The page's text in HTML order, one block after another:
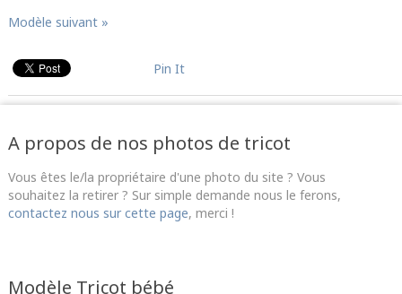
Modèle suivant »
Pin It
A propos de nos photos de tricot
Vous êtes le/la propriétaire d'une photo du site ? Vous
souhaitez la retirer ? Sur simple demande nous le ferons,
contactez nous sur cette page, merci !
Modèle Tricot bébé